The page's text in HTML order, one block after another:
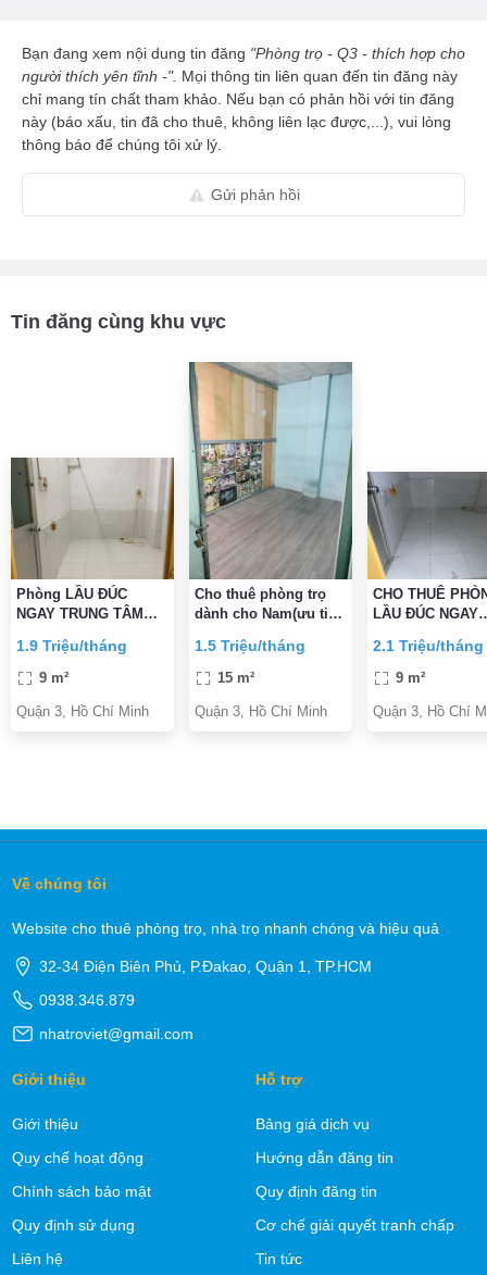
Bạn đang xem nội dung tin đăng "Phòng trọ - Q3 - thích hợp cho
người thích yên tĩnh -". Mọi thông tin liên quan đến tin đăng này
chỉ mang tín chất tham khảo. Nếu bạn có phản hồi với tin đăng
này (báo xấu, tin đã cho thuê, không liên lạc được,...), vui lòng
thông báo để chúng tôi xử lý.
Gửi phản hồi
Tin đăng cùng khu vực
Phòng LẦU ĐÚC
NGAY TRUNG TÂM
THÁNG
1.9 Triệu/tháng
9 m²
Quận 3, Hồ Chí Minh
Cho thuê phòng trọ
dành cho Nam(ưu tiên
1.5 Triệu/tháng
15 m²
Quận 3, Hồ Chí Minh
CHO THUÊ
LẦU ĐÚC NGAY
ĐƯỜNG CÁCH
THÁNG
2.1 Triệu/tháng
9 m²
Quận 3, Hồ Chí
Về chúng tôi
Website cho thuê phòng trọ, nhà trọ nhanh chóng và hiệu quả
32-34 Điện Biên Phủ, P.Đakao, Quận 1, TP.HCM
0938.346.879
nhatroviet@gmail.com
Giới thiệu
Giới thiệu
Quy chế hoạt động
Chính sách bảo mật
Quy định sử dụng
Liên hệ
Hỗ trợ
Bảng giá dịch vụ
Hướng dẫn đăng tin
Quy định đăng tin
Cơ chế giải quyết tranh chấp
Tin tức